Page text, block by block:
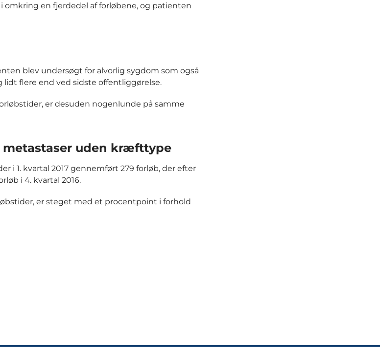
en fjerdedel af forløbene, og patienten
blev undersøgt for alvorlig sygdom som også
flere end ved sidste offentliggørelse.
er desuden nogenlunde på samme
uden kræfttype
i 1. kvartal 2017 gennemført 279 forløb, der efter
i 4. kvartal 2016.
er steget med et procentpoint i forhold